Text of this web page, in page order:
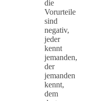
die
Vorurteile
sind
negativ,
jeder
kennt
jemanden,
der
jemanden
kennt,
dem